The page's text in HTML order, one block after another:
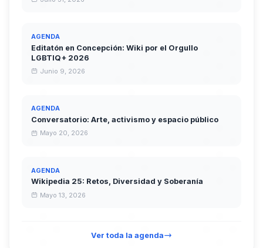
AGENDA
Editatón en Concepción: Wiki por el Orgullo
LGBTIQ+ 2026
Junio 9, 2026
AGENDA
Conversatorio: Arte, activismo y espacio público
Mayo 20, 2026
AGENDA
Wikipedia 25: Retos, Diversidad y Soberanía
Mayo 13, 2026
Ver toda la agenda